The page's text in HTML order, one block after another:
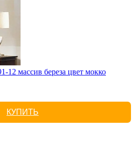
12 массив береза цвет мокко
КУПИТЬ